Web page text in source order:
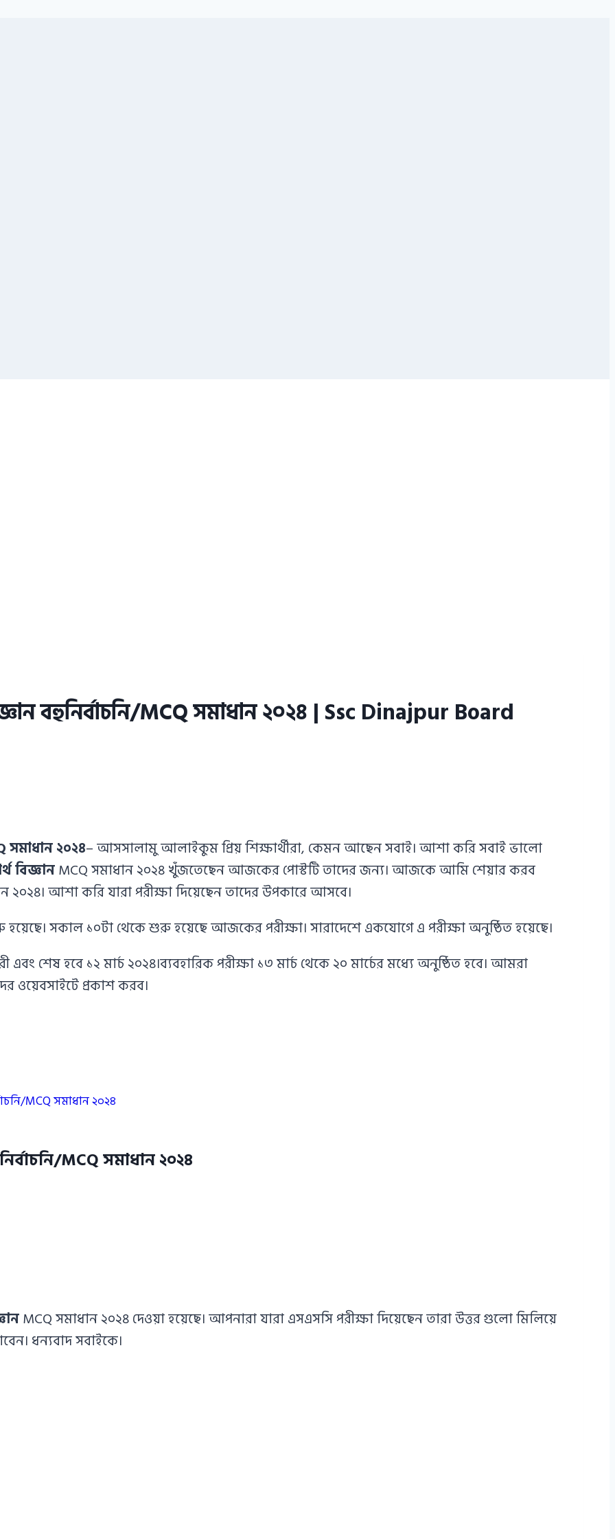
বহুনির্বাচনি/MCQ সমাধান ২০২৪ | Ssc Dinajpur Board
সমাধান ২০২৪– আসসালামু আলাইকুম প্রিয় শিক্ষার্থীরা, কেমন আছেন সবাই। আশা করি সবাই ভালো
বিজ্ঞানMCQ সমাধান ২০২৪ খুঁজতেছেন আজকের পোস্টটি তাদের জন্য। আজকে আমি শেয়ার করব
২০২৪। আশা করি যারা পরীক্ষা দিয়েছেন তাদের উপকারে আসবে।
সকাল ১০টা থেকে শুরু হয়েছে আজকের পরীক্ষা। সারাদেশে একযোগে এ পরীক্ষা অনুষ্ঠিত হয়েছে।
শেষ হবে ১২ মার্চ ২০২৪।ব্যবহারিক পরীক্ষা ১৩ মার্চ থেকে ২০ মার্চের মধ্যে অনুষ্ঠিত হবে। আমরা
ওয়েবসাইটে প্রকাশ করব।
MCQ সমাধান ২০২৪
MCQ সমাধান ২০২৪
MCQ সমাধান ২০২৪ দেওয়া হয়েছে। আপনারা যারা এসএসসি পরীক্ষা দিয়েছেন তারা উত্তর গুলো মিলিয়ে
ধন্যবাদ সবাইকে।